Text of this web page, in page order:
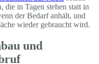
die in Tagen stehen statt in
der Bedarf anhält, und
wieder gebraucht wird.
und